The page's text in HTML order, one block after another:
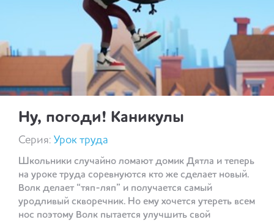
Ну, погоди! Каникулы
Серия: Урок труда
Школьники случайно ломают домик Дятла и теперь
на уроке труда соревнуются кто же сделает новый.
Волк делает “тяп-ляп” и получается самый
уродливый скворечник. Но ему хочется утереть всем
нос поэтому Волк пытается улучшить свой